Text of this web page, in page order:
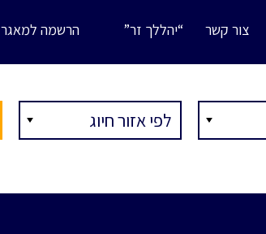
צור קשר “יהללך זר” הרשמה למאגר